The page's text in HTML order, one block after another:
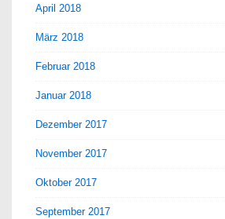
April 2018
März 2018
Februar 2018
Januar 2018
Dezember 2017
November 2017
Oktober 2017
September 2017